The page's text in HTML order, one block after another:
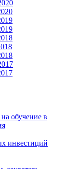
обучение в
инвестиций